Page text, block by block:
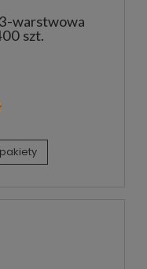
warstwowa
szt.
pakiety